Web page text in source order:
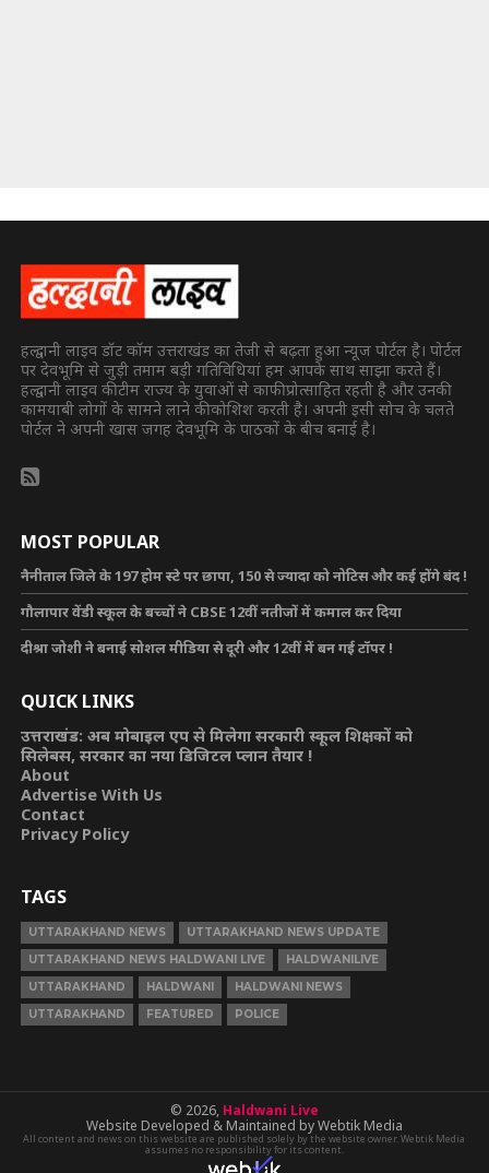
हल्द्वानी लाइव डॉट कॉम उत्तराखंड का तेजी से बढ़ता हुआ न्यूज पोर्टल है। पोर्टल
पर देवभूमि से जुड़ी तमाम बड़ी गतिविधियां हम आपके साथ साझा करते हैं।
हल्द्वानी लाइव की टीम राज्य के युवाओं से काफी प्रोत्साहित रहती है और उनकी
कामयाबी लोगों के सामने लाने की कोशिश करती है। अपनी इसी सोच के चलते
पोर्टल ने अपनी खास जगह देवभूमि के पाठकों के बीच बनाई है।
MOST POPULAR
नैनीताल जिले के 197 होम स्टे पर छापा, 150 से ज्यादा को नोटिस और कई होंगे बंद !
गौलापार वेंडी स्कूल के बच्चों ने CBSE 12वीं नतीजों में कमाल कर दिया
दीश्रा जोशी ने बनाई सोशल मीडिया से दूरी और 12वीं में बन गई टॉपर !
QUICK LINKS
उत्तराखंड: अब मोबाइल एप से मिलेगा सरकारी स्कूल शिक्षकों को
सिलेबस, सरकार का नया डिजिटल प्लान तैयार !
About
Advertise With Us
Contact
Privacy Policy
TAGS
UTTARAKHAND NEWS
UTTARAKHAND NEWS UPDATE
UTTARAKHAND NEWS HALDWANI LIVE
HALDWANILIVE
UTTARAKHAND
HALDWANI
HALDWANI NEWS
UTTARAKHAND
FEATURED POLICE
© 2026, Haldwani Live
Website Developed & Maintained by Webtik Media
All content and news on this website are published solely by the website owner. Webtik Media
assumes no responsibility for its content.